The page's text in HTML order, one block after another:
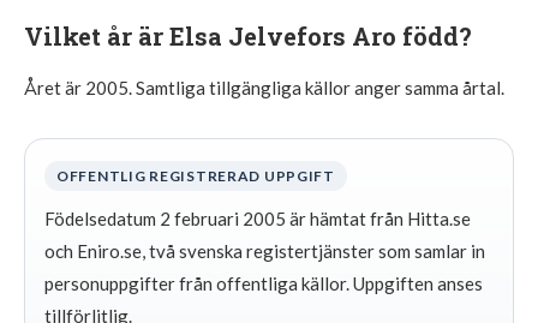
Vilket år är Elsa Jelvefors Aro född?
Året är 2005. Samtliga tillgängliga källor anger samma årtal.
OFFENTLIG REGISTRERAD UPPGIFT
Födelsedatum 2 februari 2005 är hämtat från Hitta.se
och Eniro.se, två svenska registertjänster som samlar in
personuppgifter från offentliga källor. Uppgiften anses
tillförlitlig.